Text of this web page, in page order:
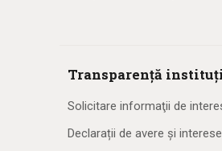
Transparență
Solicitare informaţii de
Declarații de avere și interese